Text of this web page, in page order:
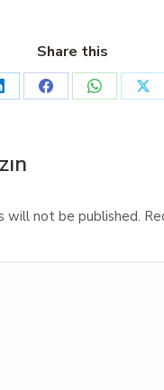
Share this
will not be published.